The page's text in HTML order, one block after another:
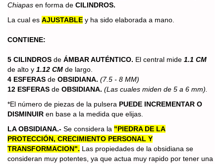
Chiapas en forma de CILINDROS.
La cual es AJUSTABLE y ha sido elaborada a mano.
CONTIENE:
5 CILINDROS de ÁMBAR AUTÉNTICO. El central mide 1.1 CM
de alto y 1.12 CM de largo.
4 ESFERAS de OBSIDIANA. (7.5 - 8 MM)
12 ESFERAS de OBSIDIANA. (Las cuales miden de 5 a 6 mm).
*El número de piezas de la pulsera PUEDE INCREMENTAR O
DISMINUIR en base a la medida que elijas.
LA OBSIDIANA.- Se considera la "PIEDRA DE LA
PROTECCIÓN, CRECIMIENTO PERSONAL Y
TRANSFORMACION". Las propiedades de la obsidiana se
consideran muy potentes, ya que actua muy rapido por tener una